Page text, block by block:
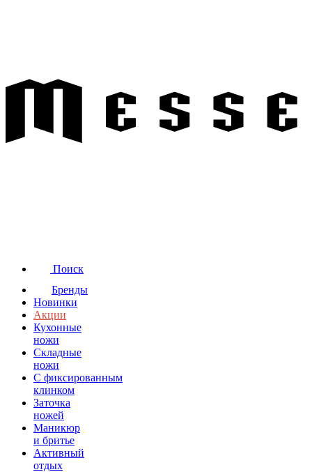
Поиск
Бренды
Новинки
Акции
Кухонные
ножи
Складные
ножи
C фиксированным
клинком
Заточка
ножей
Маникюр
и бритье
Активный
отдых